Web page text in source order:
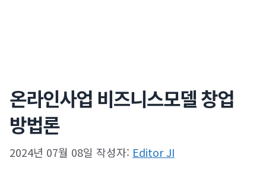
온라인사업 비즈니스모델 창업
방법론
2024년 07월 08일 작성자: Editor JI